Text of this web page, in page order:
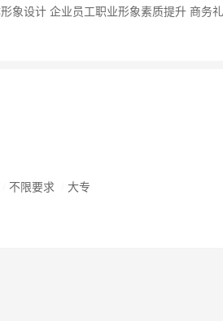
象设计 企业员工职业形象素质提升 商务
不限要求 大专